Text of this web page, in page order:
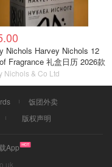
Nichols Harvey Nichols 12
Fragrance 礼盒日历 2026款
Nichols & Co Ltd
饭团外卖
版权声明
App